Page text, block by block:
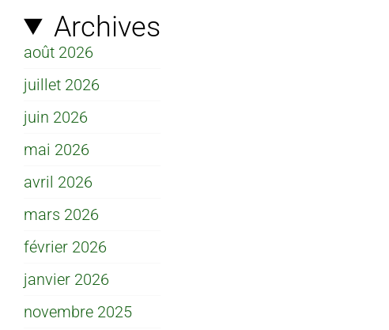
Archives
août 2026
juillet 2026
juin 2026
mai 2026
avril 2026
mars 2026
février 2026
janvier 2026
novembre 2025